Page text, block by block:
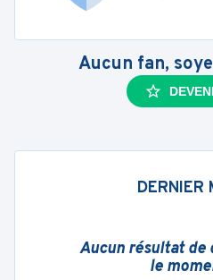
Aucun fan,
DERNIER
Aucun résultat de
le